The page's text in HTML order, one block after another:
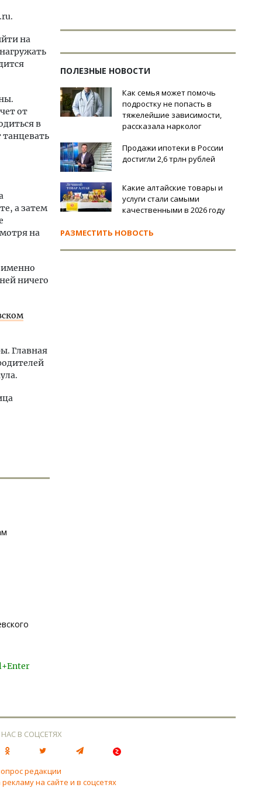
на
от
в
а затем
на
именно
ничего
Главная
ПОЛЕЗНЫЕ НОВОСТИ
Как семья может помочь
подростку не попасть в
тяжелейшие зависимости,
рассказала нарколог
Продажи ипотеки в России
достигли 2,6 трлн рублей
Какие алтайские товары и
услуги стали самыми
качественными в 2026 году
РАЗМЕСТИТЬ НОВОСТЬ
В СОЦСЕТЯХ
редакции
на сайте и в соцсетях